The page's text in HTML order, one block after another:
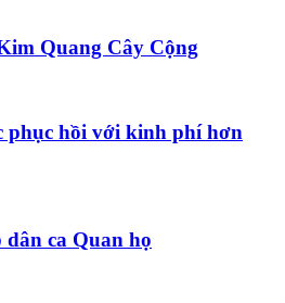
Quang Cây Cộng
phục hồi với kinh phí hơn
dân ca Quan họ